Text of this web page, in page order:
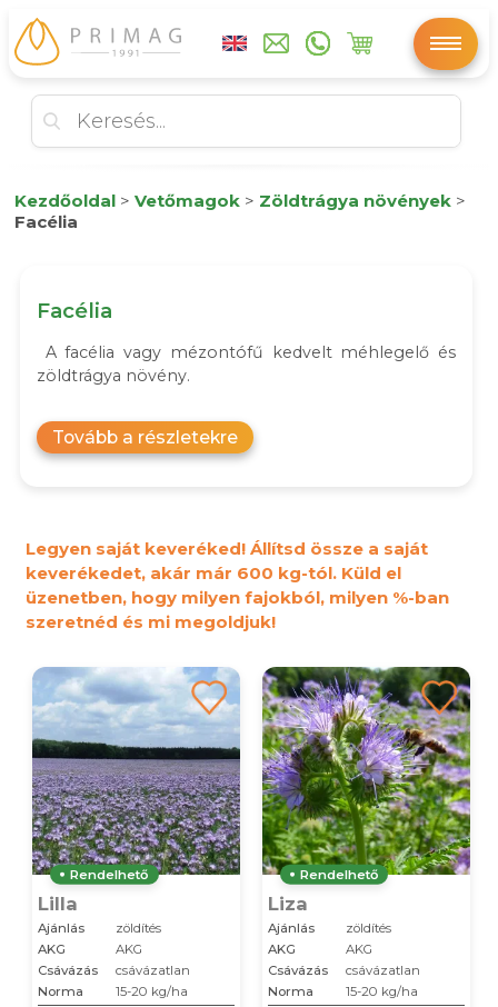
Kezdőoldal > Vetőmagok > Zöldtrágya növények >
Facélia
Facélia
A facélia vagy mézontófű kedvelt méhlegelő és
zöldtrágya növény.
Tovább a részletekre
Legyen saját keveréked! Állítsd össze a saját
keverékedet, akár már 600 kg-tól. Küld el
üzenetben, hogy milyen fajokból, milyen %-ban
szeretnéd és mi megoldjuk!
Rendelhető
Lilla
Ajánlás
zöldítés
AKG
AKG
Csávázás
csávázatlan
Norma
15-20 kg/ha
Rendelhető
Liza
Ajánlás
zöldítés
AKG
AKG
Csávázás
csávázatlan
Norma
15-20 kg/ha